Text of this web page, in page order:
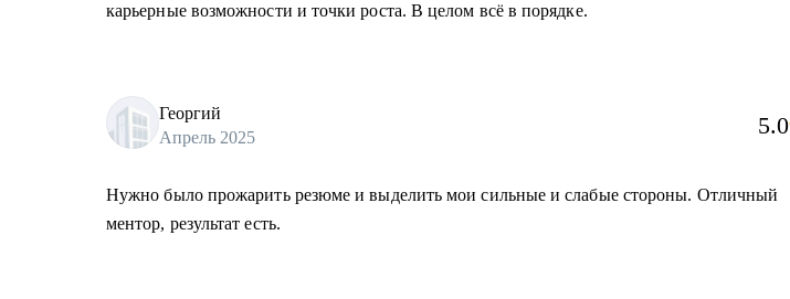
карьерные возможности и точки роста. В целом всё в порядке.
Георгий
Апрель 2025
5.0
Нужно было прожарить резюме и выделить мои сильные и слабые стороны. Отличный
ментор, результат есть.